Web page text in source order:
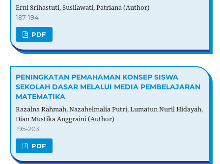
Erni Srihastuti, Susilawati, Patriana (Author)
187-194
PDF
PENINGKATAN PEMAHAMAN KONSEP SISWA
SEKOLAH DASAR MELALUI MEDIA PEMBELAJARAN
MATEMATIKA
Razalna Rahmah, Nazahelmalia Putri, Lumatun Nuril Hidayah,
Dian Mustika Anggraini (Author)
195-203
PDF